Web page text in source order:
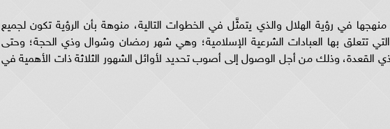
في رؤية الهلال والذي يتمثَّل في الخطوات التالية، منوهة بأن الرؤية تكون لجميع
تتعلق بها العبادات الشرعية الإسلامية؛ وهي شهر رمضان وشوال وذي الحجة؛ وحتى
القعدة، وذلك من أجل الوصول إلى أصوب تحديد لأوائل الشهور الثلاثة ذات الأهمية في